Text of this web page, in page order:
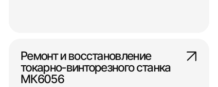
Ремонт и восстановление
токарно-винторезного станка
МК6056